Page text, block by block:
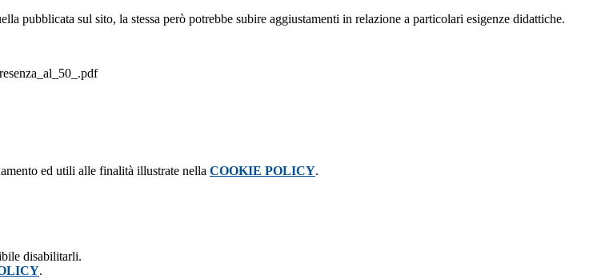
pubblicata sul sito, la stessa però potrebbe subire aggiustamenti in relazione a particolari esigenze didattiche.
ed utili alle finalità illustrate nella COOKIE POLICY.
disabilitarli.
.